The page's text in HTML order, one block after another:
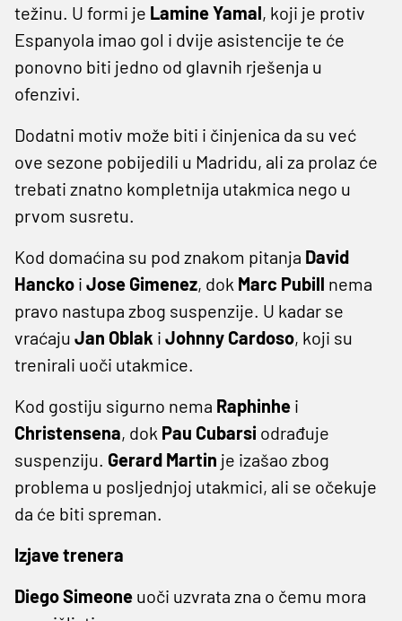
težinu. U formi je Lamine Yamal, koji je protiv
Espanyola imao gol i dvije asistencije te će
ponovno biti jedno od glavnih rješenja u
ofenzivi.
Dodatni motiv može biti i činjenica da su već
ove sezone pobijedili u Madridu, ali za prolaz će
trebati znatno kompletnija utakmica nego u
prvom susretu.
Kod domaćina su pod znakom pitanja David
Hancko i Jose Gimenez, dok Marc Pubill nema
pravo nastupa zbog suspenzije. U kadar se
vraćaju Jan Oblak i Johnny Cardoso, koji su
trenirali uoči utakmice.
Kod gostiju sigurno nema Raphinhe i
Christensena, dok Pau Cubarsi odrađuje
suspenziju. Gerard Martin je izašao zbog
problema u posljednjoj utakmici, ali se očekuje
da će biti spreman.
Izjave trenera
Diego Simeone uoči uzvrata zna o čemu mora